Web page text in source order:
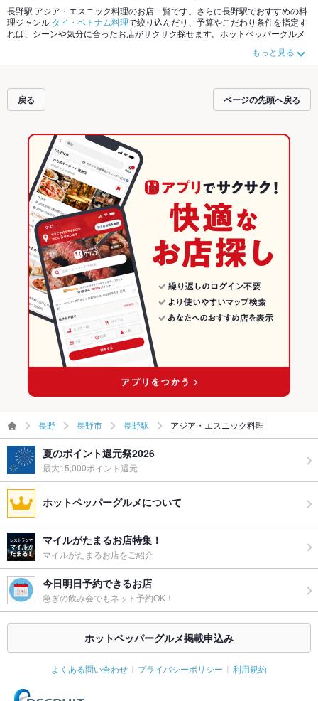
長野駅 アジア・エスニック料理のお店一覧です。さらに長野駅でおすすめの料
理ジャンル タイ・ベトナム料理で絞り込んだり、予算やこだわり条件を指定す
れば、シーンや気分に合ったお店がサクサク探せます。ホットペッパーグルメ
ど、お店の最新情報をご紹介しているので安心！24時間使える簡単便利なネッ
ト予約が使えるお店も拡大中です。友達どうしの飲み会にも、会社の宴会に
さい。
もっと見る
戻る ページの先頭へ戻る
長野 長野市 長野駅 アジア・エスニック料理
夏のポイント還元祭2026
最大15,000ポイント還元
ホットペッパーグルメについて
マイルがたまるお店特集！
マイルがたまるお店をご紹介
今日明日予約できるお店
急ぎの飲み会でもネット予約OK！
ホットペッパーグルメ掲載申込み
よくある問い合わせ プライバシーポリシー 利用規約